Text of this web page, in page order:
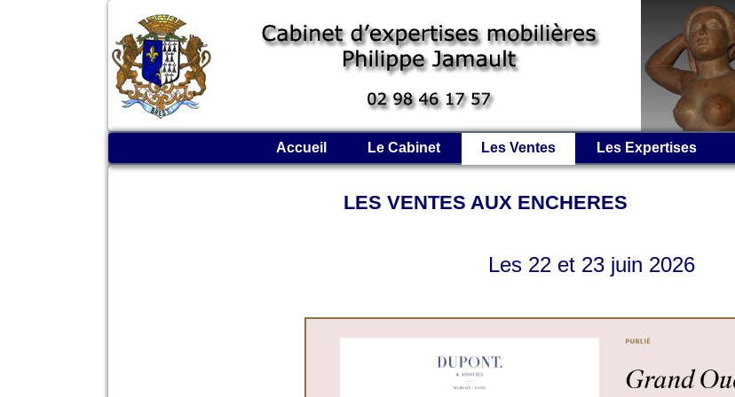
Accueil Le Cabinet Les Ventes Les Expertises
LES VENTES AUX ENCHERES
Les 22 et 23 juin 2026